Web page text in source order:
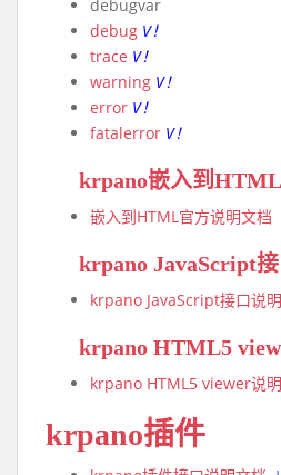
debugvar
debug V！
trace V！
warning V！
error V！
fatalerror V！
krpano嵌入到
嵌入到HTML官方说明文档
krpano JavaScript
krpano JavaScript接口说
krpano HTML5
krpano HTML5 viewer说
krpano插件